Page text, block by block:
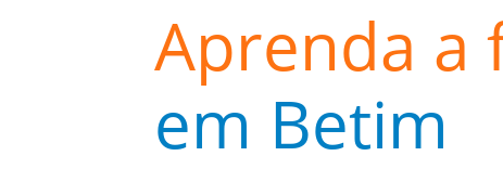
Aprenda a
em Betim